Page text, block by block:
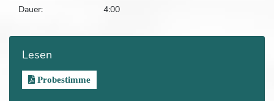
Dauer:
4:00
Lesen
Probestimme